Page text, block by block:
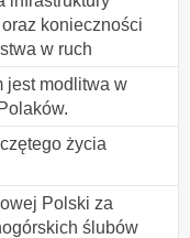
konieczności
w ruch
jest modlitwa w
życia
Polski za
ślubów